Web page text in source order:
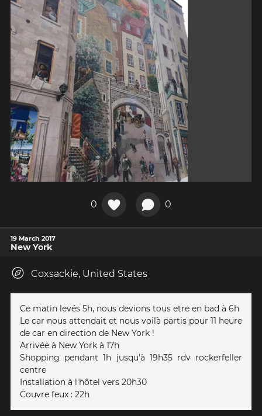
0 0
19 March 2017
New York
Coxsackie, United States
Ce matin levés 5h, nous devions tous etre en bad à 6h
Le car nous attendait et nous voilà partis pour 11 heure
de car en direction de New York !
Arrivée à New York à 17h
Shopping pendant 1h jusqu'à 19h35 rdv rockerfeller
centre
Installation à l'hôtel vers 20h30
Couvre feux : 22h